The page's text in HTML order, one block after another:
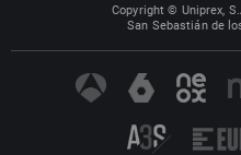
Copyright © Uniprex,
San Sebastián de